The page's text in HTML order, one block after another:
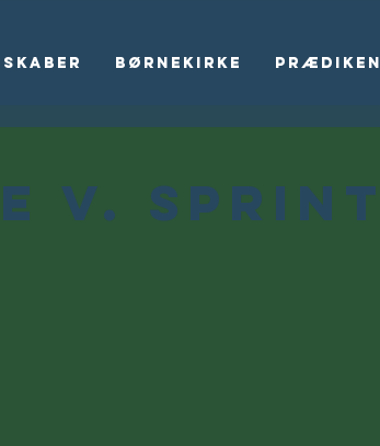
Børnekirke Prædiken
v. Sprint